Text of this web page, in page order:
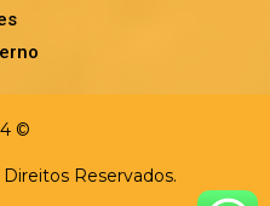
©
Reservados.